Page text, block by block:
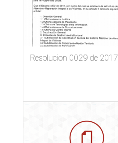
Resolucion 0029 de 2017